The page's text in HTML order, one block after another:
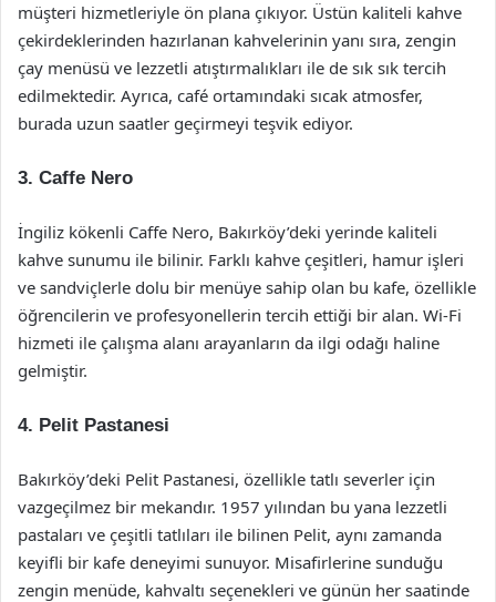
müşteri hizmetleriyle ön plana çıkıyor. Üstün kaliteli kahve
çekirdeklerinden hazırlanan kahvelerinin yanı sıra, zengin
çay menüsü ve lezzetli atıştırmalıkları ile de sık sık tercih
edilmektedir. Ayrıca, café ortamındaki sıcak atmosfer,
burada uzun saatler geçirmeyi teşvik ediyor.
3. Caffe Nero
İngiliz kökenli Caffe Nero, Bakırköy’deki yerinde kaliteli
kahve sunumu ile bilinir. Farklı kahve çeşitleri, hamur işleri
ve sandviçlerle dolu bir menüye sahip olan bu kafe, özellikle
öğrencilerin ve profesyonellerin tercih ettiği bir alan. Wi-Fi
hizmeti ile çalışma alanı arayanların da ilgi odağı haline
gelmiştir.
4. Pelit Pastanesi
Bakırköy’deki Pelit Pastanesi, özellikle tatlı severler için
vazgeçilmez bir mekandır. 1957 yılından bu yana lezzetli
pastaları ve çeşitli tatlıları ile bilinen Pelit, aynı zamanda
keyifli bir kafe deneyimi sunuyor. Misafirlerine sunduğu
zengin menüde, kahvaltı seçenekleri ve günün her saatinde